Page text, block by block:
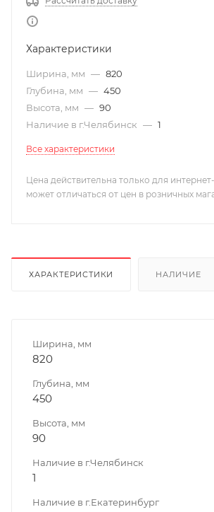
Характеристики
Ширина, мм — 820
Глубина, мм — 450
Высота, мм — 90
Наличие в г.Челябинск — 1
Все характеристики
Цена действительна только для
может отличаться от цен в розничных
ХАРАКТЕРИСТИКИ НАЛИЧИЕ
Ширина, мм
820
Глубина, мм
450
Высота, мм
90
Наличие в г.Челябинск
1
Наличие в г.Екатеринбург